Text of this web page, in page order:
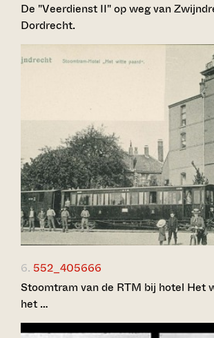
De "Veerdienst II" op weg van
Dordrecht.
6. 552_405666
Stoomtram van de RTM bij hotel Het
het …